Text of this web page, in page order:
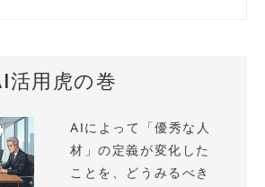
活用虎の巻
AIによって「優秀な人
材」の定義が変化した
ことを、どうみるべき